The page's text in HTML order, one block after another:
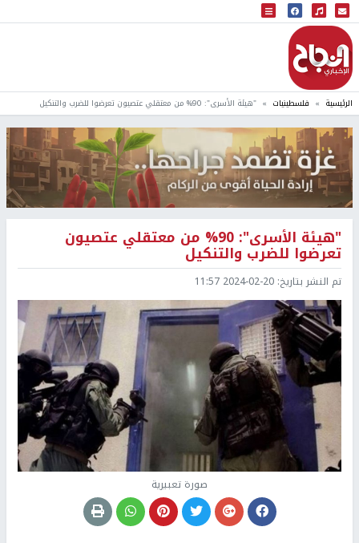
البث المباشر
إذاعة النجاح
الرئيسية فلسطينيات "هيئة الأسرى": 90% من معتقلي عتصيون تعرضوا للضرب والتنكيل
"هيئة الأسرى": 90% من معتقلي عتصيون
تعرضوا للضرب والتنكيل
تم النشر بتاريخ: 2024-02-20 11:57
صورة تعبيرية